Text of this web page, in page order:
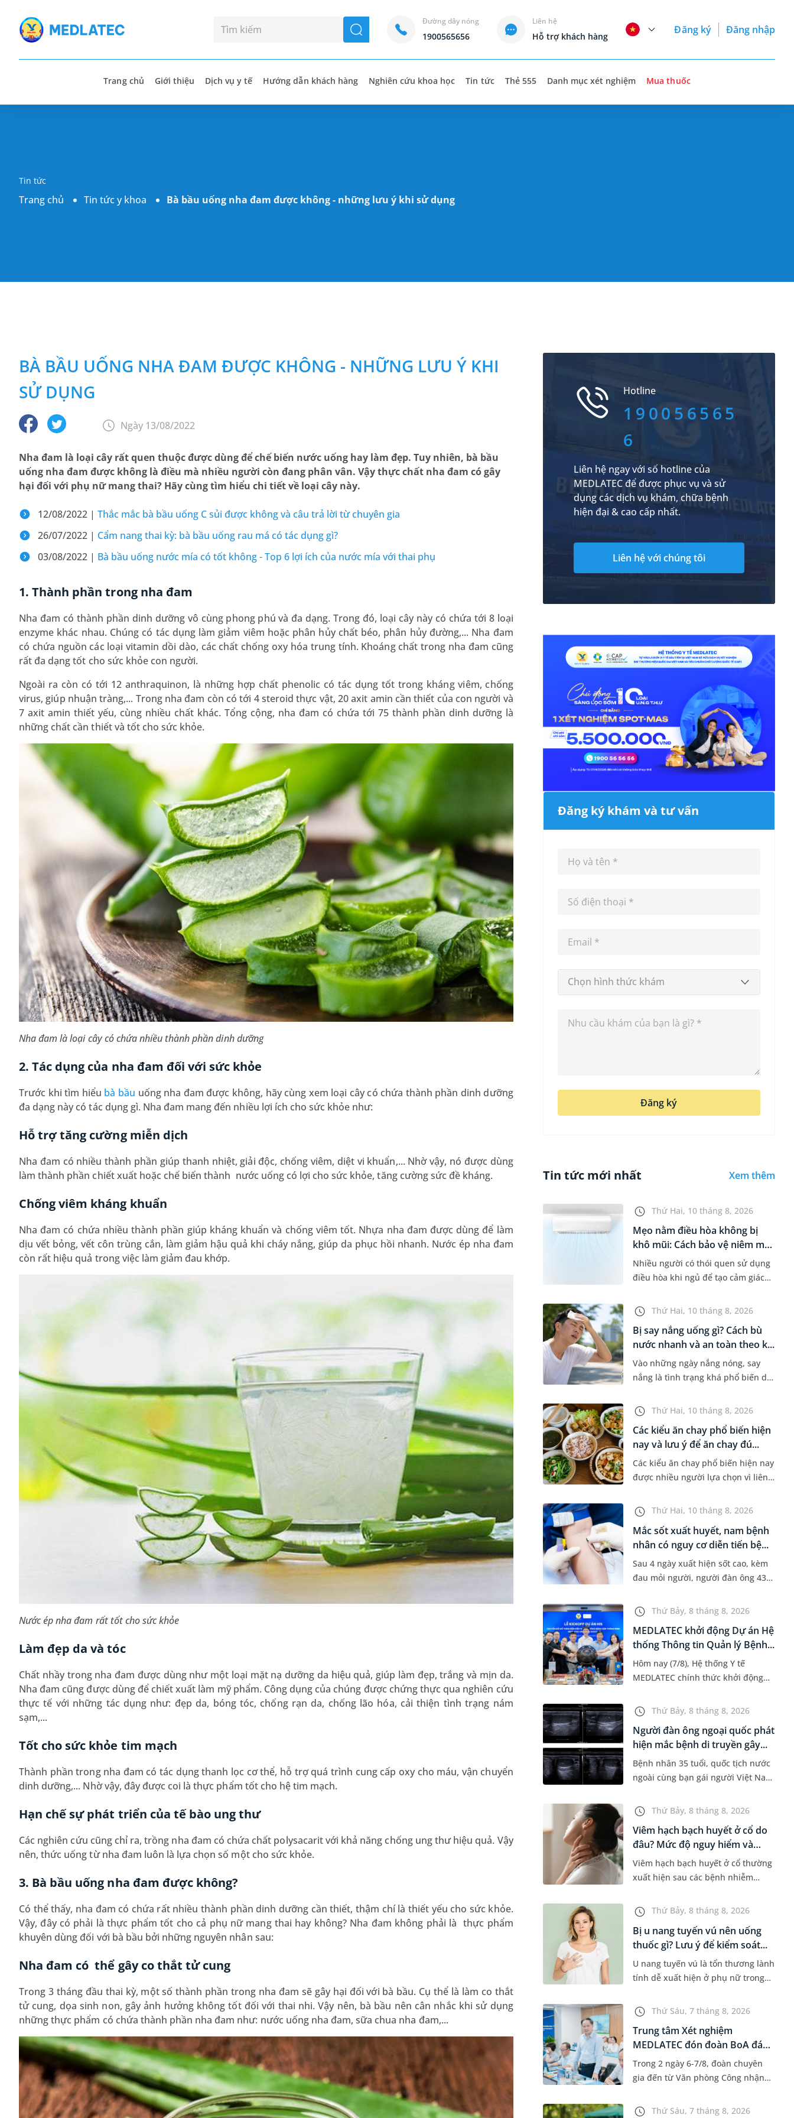
seach
Đường dây nóng
1900565656
Liên hệ
Hỗ trợ khách hàng
Đăng ký Đăng nhập
Trang chủ Giới thiệu Dịch vụ y tế Hướng dẫn khách hàng Nghiên cứu khoa học Tin tức Thẻ 555 Danh mục xét nghiệm Mua thuốc
Tin tức
Trang chủ Tin tức y khoa Bà bầu uống nha đam được không - những lưu ý khi sử dụng
BÀ BẦU UỐNG NHA ĐAM ĐƯỢC KHÔNG - NHỮNG LƯU Ý KHI
SỬ DỤNG
Ngày 13/08/2022
Nha đam là loại cây rất quen thuộc được dùng để chế biến nước uống hay làm đẹp. Tuy nhiên, bà bầu
uống nha đam được không là điều mà nhiều người còn đang phân vân. Vậy thực chất nha đam có gây
hại đối với phụ nữ mang thai? Hãy cùng tìm hiểu chi tiết về loại cây này.
12/08/2022 | Thắc mắc bà bầu uống C sủi được không và câu trả lời từ chuyên gia
26/07/2022 | Cẩm nang thai kỳ: bà bầu uống rau má có tác dụng gì?
03/08/2022 | Bà bầu uống nước mía có tốt không - Top 6 lợi ích của nước mía với thai phụ
1. Thành phần trong nha đam
Nha đam có thành phần dinh dưỡng vô cùng phong phú và đa dạng. Trong đó, loại cây này có chứa tới 8 loại
enzyme khác nhau. Chúng có tác dụng làm giảm viêm hoặc phân hủy chất béo, phân hủy đường,... Nha đam
có chứa nguồn các loại vitamin dồi dào, các chất chống oxy hóa trung tính. Khoáng chất trong nha đam cũng
rất đa dạng tốt cho sức khỏe con người.
Ngoài ra còn có tới 12 anthraquinon, là những hợp chất phenolic có tác dụng tốt trong kháng viêm, chống
virus, giúp nhuận tràng,... Trong nha đam còn có tới 4 steroid thực vật, 20 axit amin cần thiết của con người và
7 axit amin thiết yếu, cùng nhiều chất khác. Tổng cộng, nha đam có chứa tới 75 thành phần dinh dưỡng là
những chất cần thiết và tốt cho sức khỏe.
Nha đam là loại cây có chứa nhiều thành phần dinh dưỡng
2. Tác dụng của nha đam đối với sức khỏe
Trước khi tìm hiểu bà bầu uống nha đam được không, hãy cùng xem loại cây có chứa thành phần dinh dưỡng
đa dạng này có tác dụng gì. Nha đam mang đến nhiều lợi ích cho sức khỏe như:
Hỗ trợ tăng cường miễn dịch
Nha đam có nhiều thành phần giúp thanh nhiệt, giải độc, chống viêm, diệt vi khuẩn,... Nhờ vậy, nó được dùng
làm thành phần chiết xuất hoặc chế biến thành nước uống có lợi cho sức khỏe, tăng cường sức đề kháng.
Chống viêm kháng khuẩn
Nha đam có chứa nhiều thành phần giúp kháng khuẩn và chống viêm tốt. Nhựa nha đam được dùng để làm
dịu vết bỏng, vết côn trùng cắn, làm giảm hậu quả khi cháy nắng, giúp da phục hồi nhanh. Nước ép nha đam
còn rất hiệu quả trong việc làm giảm đau khớp.
Nước ép nha đam rất tốt cho sức khỏe
Làm đẹp da và tóc
Chất nhầy trong nha đam được dùng như một loại mặt nạ dưỡng da hiệu quả, giúp làm đẹp, trắng và mịn da.
Nha đam cũng được dùng để chiết xuất làm mỹ phẩm. Công dụng của chúng được chứng thực qua nghiên cứu
thực tế với những tác dụng như: đẹp da, bóng tóc, chống rạn da, chống lão hóa, cải thiện tình trạng nám
sạm,...
Tốt cho sức khỏe tim mạch
Thành phần trong nha đam có tác dụng thanh lọc cơ thể, hỗ trợ quá trình cung cấp oxy cho máu, vận chuyển
dinh dưỡng,... Nhờ vậy, đây được coi là thực phẩm tốt cho hệ tim mạch.
Hạn chế sự phát triển của tế bào ung thư
Các nghiên cứu cũng chỉ ra, trồng nha đam có chứa chất polysacarit với khả năng chống ung thư hiệu quả. Vậy
nên, thức uống từ nha đam luôn là lựa chọn số một cho sức khỏe.
3. Bà bầu uống nha đam được không?
Có thể thấy, nha đam có chứa rất nhiều thành phần dinh dưỡng cần thiết, thậm chí là thiết yếu cho sức khỏe.
Vậy, đây có phải là thực phẩm tốt cho cả phụ nữ mang thai hay không? Nha đam không phải là thực phẩm
khuyên dùng đối với bà bầu bởi những nguyên nhân sau:
Nha đam có thể gây co thắt tử cung
Trong 3 tháng đầu thai kỳ, một số thành phần trong nha đam sẽ gây hại đối với bà bầu. Cụ thể là làm co thắt
tử cung, dọa sinh non, gây ảnh hưởng không tốt đối với thai nhi. Vậy nên, bà bầu nên cân nhắc khi sử dụng
những thực phẩm có chứa thành phần nha đam như: nước uống nha đam, sữa chua nha đam,...
Hotline
190056565
6
Liên hệ ngay với số hotline của
MEDLATEC để được phục vụ và sử
dụng các dịch vụ khám, chữa bệnh
hiện đại & cao cấp nhất.
Liên hệ với chúng tôi
Đăng ký khám và tư vấn
Chọn hình thức khám
Đăng ký
Tin tức mới nhất Xem thêm
Thứ Hai, 10 tháng 8, 2026
Mẹo nằm điều hòa không bị
khô mũi: Cách bảo vệ niêm mạc
m...
Nhiều người có thói quen sử dụng
điều hòa khi ngủ để tạo cảm giác
bức. Tuy nhiên, không ít trường
hợp lại gặp tình trạng khô mũ...
Thứ Hai, 10 tháng 8, 2026
Bị say nắng uống gì? Cách bù
nước nhanh và an toàn theo k...
Vào những ngày nắng nóng, say
nắng là tình trạng khá phổ biến do
hòa thân nhiệt, thường gặp ở
người hoạt động ngoài trời. Nh...
Thứ Hai, 10 tháng 8, 2026
Các kiểu ăn chay phổ biến hiện
nay và lưu ý để ăn chay đú...
Các kiểu ăn chay phổ biến hiện nay
được nhiều người lựa chọn vì liên
lối sống lành mạnh. Tuy nhiên,
không phải ai cũng hiểu...
Thứ Hai, 10 tháng 8, 2026
Mắc sốt xuất huyết, nam bệnh
nhân có nguy cơ diễn tiến bệ...
Sau 4 ngày xuất hiện sốt cao, kèm
đau mỏi người, người đàn ông 43
huyết Dengue và phải nhập viện
điều trị ngay để tránh bi...
Thứ Bảy, 8 tháng 8, 2026
MEDLATEC khởi động Dự án Hệ
thống Thông tin Quản lý Bệnh...
Hôm nay (7/8), Hệ thống Y tế
MEDLATEC chính thức khởi động
Bệnh viện (HIS - Hospital
Information System) giai đoạn mới.
Dự á...
Thứ Bảy, 8 tháng 8, 2026
Người đàn ông ngoại quốc phát
hiện mắc bệnh di truyền gây...
Bệnh nhân 35 tuổi, quốc tịch nước
ngoài cùng bạn gái người Việt Nam
hôn nhân. Qua thăm khám và làm
các xét nghiệm chuyên sâu,...
Thứ Bảy, 8 tháng 8, 2026
Viêm hạch bạch huyết ở cổ do
đâu? Mức độ nguy hiểm và
phư...
Viêm hạch bạch huyết ở cổ thường
xuất hiện sau các bệnh nhiễm
đến lao hạch hoặc ung thư. Để tìm
hiểu nguyên nhân gây viêm,...
Thứ Bảy, 8 tháng 8, 2026
Bị u nang tuyến vú nên uống
thuốc gì? Lưu ý để kiểm soát...
U nang tuyến vú là tổn thương lành
tính dễ xuất hiện ở phụ nữ trong
mắc bệnh, nhiều người thường
băn khoăn u nang tuyến v...
Thứ Sáu, 7 tháng 8, 2026
Trung tâm Xét nghiệm
MEDLATEC đón đoàn BoA đánh
giá giám...
Trong 2 ngày 6-7/8, đoàn chuyên
gia đến từ Văn phòng Công nhận
nhận và đánh giá cao nỗ lực duy trì
Thứ Sáu, 7 tháng 8, 2026